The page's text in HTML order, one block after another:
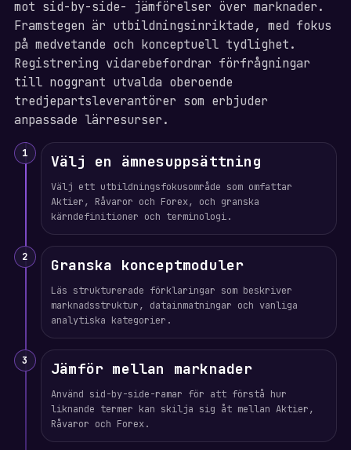
mot sid-by-side- jämförelser över marknader.
Framstegen är utbildningsinriktade, med fokus
på medvetande och konceptuell tydlighet.
Registrering vidarebefordrar förfrågningar
till noggrant utvalda oberoende
tredjepartsleverantörer som erbjuder
anpassade lärresurser.
1 Välj en ämnesuppsättning
Välj ett utbildningsfokusområde som omfattar
Aktier, Råvaror och Forex, och granska
kärndefinitioner och terminologi.
2 Granska konceptmoduler
Läs strukturerade förklaringar som beskriver
marknadsstruktur, datainmatningar och vanliga
analytiska kategorier.
3 Jämför mellan marknader
Använd sid-by-side-ramar för att förstå hur
liknande termer kan skilja sig åt mellan Aktier,
Råvaror och Forex.